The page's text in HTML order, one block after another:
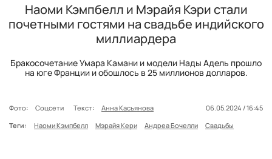
Наоми Кэмпбелл и Мэрайя Кэри стали
почетными гостями на свадьбе индийского
миллиардера
Бракосочетание Умара Камани и модели Нады Адель прошло
на юге Франции и обошлось в 25 миллионов долларов.
Фото: Соцсети Текст: Анна Касьянова
06.05.2024 / 16:45
Теги:
Наоми Кэмпбелл Мэрайя Кери Андреа Бочелли Свадьбы